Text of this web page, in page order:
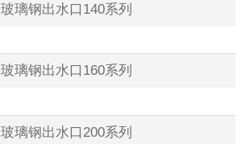
玻璃钢出水口140系列
玻璃钢出水口160系列
玻璃钢出水口200系列